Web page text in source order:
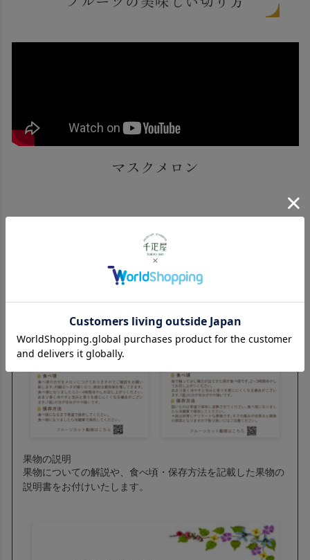
マスクメロン
同梱物・メッセージカードについて
果物の説明
果物についての解説や、食べ頃・保存方法を記載した果物の
説明書をお付けいたします。